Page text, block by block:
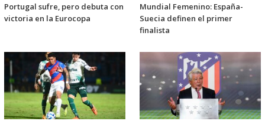
Portugal sufre, pero debuta con
victoria en la Eurocopa
Mundial Femenino: España-
Suecia definen el primer
finalista